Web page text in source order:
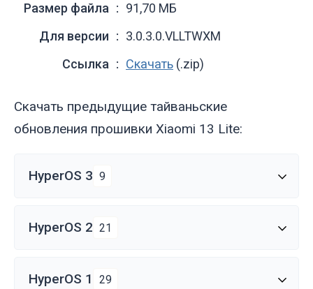
Размер файла
91,70 МБ
Для версии
3.0.3.0.VLLTWXM
Ссылка
Скачать (.zip)
Скачать предыдущие тайваньские
обновления прошивки Xiaomi 13 Lite:
HyperOS 3 9
HyperOS 2 21
HyperOS 1 29